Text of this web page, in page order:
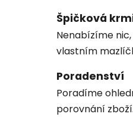
Špičková
Nenabízíme
vlastním
Poradenství
Poradíme
porovnání zboží.